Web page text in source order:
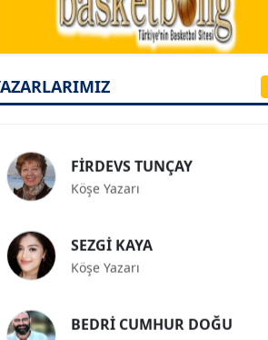
Köşe Yazarı
Köşe Yazarı
Köşe Yazarı
Köşe Yazarı
Köşe Yazarı